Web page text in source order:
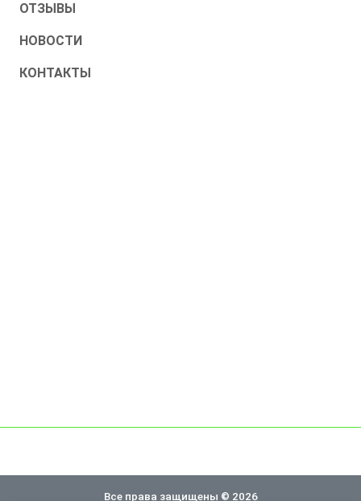
ОТЗЫВЫ
НОВОСТИ
КОНТАКТЫ
Все права защищены © 2026